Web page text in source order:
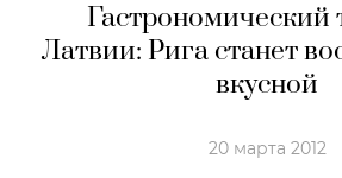
Гастрономический
Латвии: Рига станет
вкусной
20 марта 2012